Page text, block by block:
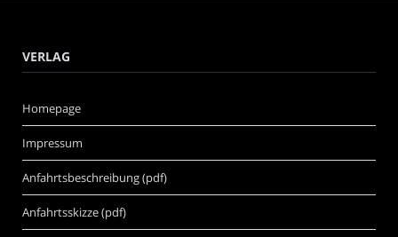
VERLAG
Homepage
Impressum
Anfahrtsbeschreibung (pdf)
Anfahrtsskizze (pdf)